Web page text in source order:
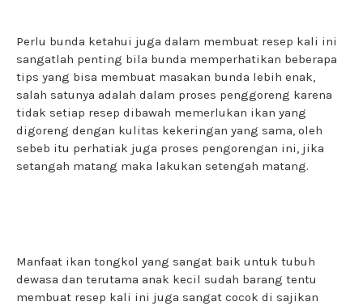
Perlu bunda ketahui juga dalam membuat resep kali ini
sangatlah penting bila bunda memperhatikan beberapa
tips yang bisa membuat masakan bunda lebih enak,
salah satunya adalah dalam proses penggoreng karena
tidak setiap resep dibawah memerlukan ikan yang
digoreng dengan kulitas kekeringan yang sama, oleh
sebeb itu perhatiak juga proses pengorengan ini, jika
setangah matang maka lakukan setengah matang.
Manfaat ikan tongkol yang sangat baik untuk tubuh
dewasa dan terutama anak kecil sudah barang tentu
membuat resep kali ini juga sangat cocok di sajikan